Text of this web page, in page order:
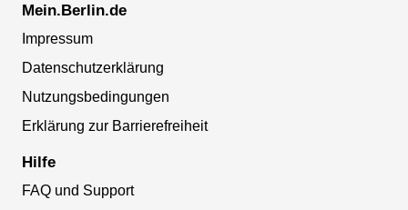
Mein.Berlin.de
Impressum
Datenschutzerklärung
Nutzungsbedingungen
Erklärung zur Barrierefreiheit
Hilfe
FAQ und Support